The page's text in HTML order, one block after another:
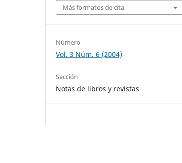
Más formatos de cita
Número
Vol. 3 Núm. 6 (2004)
Sección
Notas de libros y revistas